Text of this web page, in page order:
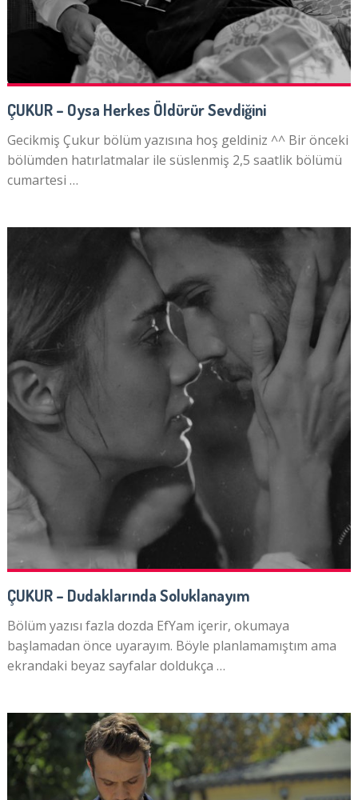
ÇUKUR – Oysa Herkes Öldürür Sevdiğini
Gecikmiş Çukur bölüm yazısına hoş geldiniz ^^ Bir önceki
bölümden hatırlatmalar ile süslenmiş 2,5 saatlik bölümü
cumartesi …
ÇUKUR – Dudaklarında Soluklanayım
Bölüm yazısı fazla dozda EfYam içerir, okumaya
başlamadan önce uyarayım. Böyle planlamamıştım ama
ekrandaki beyaz sayfalar doldukça …